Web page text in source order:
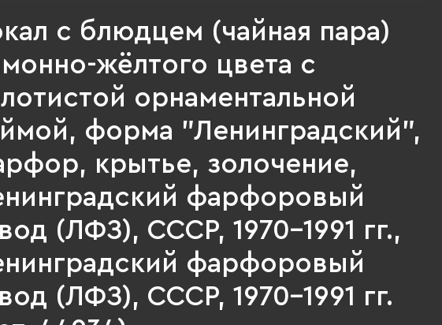
с блюдцем (чайная пара)
жёлтого цвета с
орнаментальной
форма "Ленинградский",
крытье, золочение,
фарфоровый
(ЛФЗ), СССР, 1970-1991 гг.,
фарфоровый
(ЛФЗ), СССР, 1970-1991 гг.